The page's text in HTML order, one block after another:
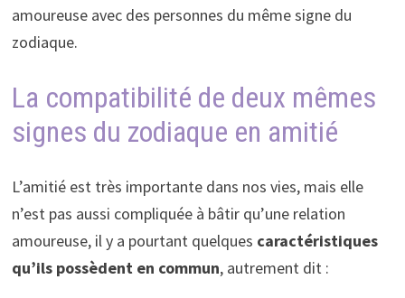
amoureuse avec des personnes du même signe du
zodiaque.
La compatibilité de deux mêmes
signes du zodiaque en amitié
L’amitié est très importante dans nos vies, mais elle
n’est pas aussi compliquée à bâtir qu’une relation
amoureuse, il y a pourtant quelques caractéristiques
qu’ils possèdent en commun, autrement dit :